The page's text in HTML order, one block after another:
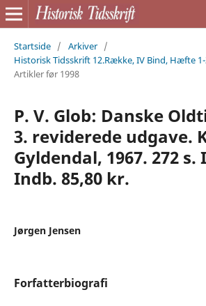
Startside / Arkiver /
Historisk Tidsskrift 12.Række, IV Bind, Hæfte
Artikler før 1998
P. V. Glob: Danske
3. reviderede udgave.
Gyldendal, 1967. 272 s.
Indb. 85,80 kr.
Jørgen Jensen
Forfatterbiografi